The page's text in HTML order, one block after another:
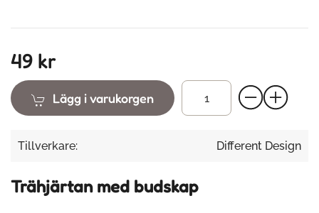
49 kr
Lägg i varukorgen
Tillverkare: Different Design
Trähjärtan med budskap